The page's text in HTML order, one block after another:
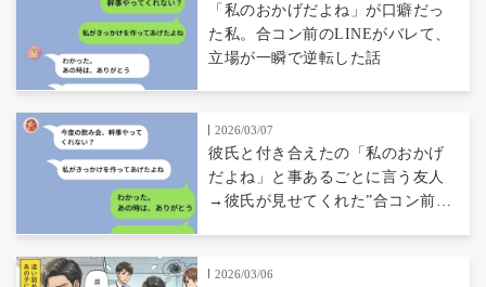
「私のおかげだよね」が口癖だっ
た私。合コン前のLINEがバレて、
立場が一瞬で逆転した話
2026/03/07
彼氏と付き合えたの「私のおかげ
だよね」と事あるごとに言う友人
→彼氏が見せてくれた”合コン前日
2026/03/06